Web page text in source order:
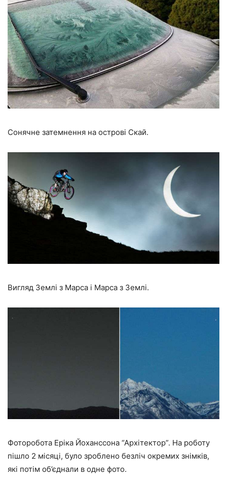
Сонячне затемнення на острові Скай.
Вигляд Землі з Марса і Марса з Землі.
Фоторобота Еріка Йоханссона “Архітектор”. На роботу
пішло 2 місяці, було зроблено безліч окремих знімків,
які потім об’єднали в одне фото.